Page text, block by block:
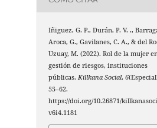
Iñiguez, G. P., Durán, P. V. .,
Aroca, G., Gavilanes, C. A., & del
Uzuay, M. (2022). Rol de la mujer
gestión de riesgos, instituciones
públicas.Killkana Social,6
55–62.
https://doi.org/10.26871/
v6i4.1181